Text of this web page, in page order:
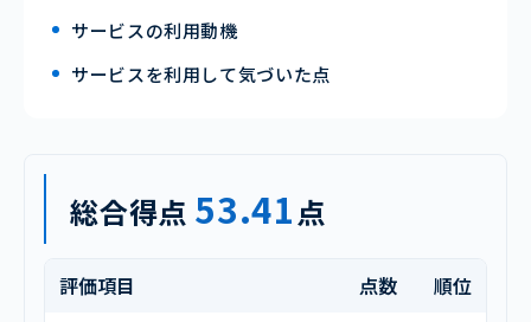
サービスの利用動機
サービスを利用して気づいた点
総合得点 53.41点
評価項目 点数
順位